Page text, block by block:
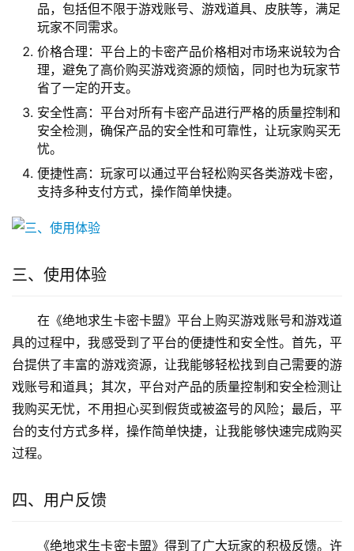
品，包括但不限于游戏账号、游戏道具、皮肤等，满足
玩家不同需求。
价格合理：平台上的卡密产品价格相对市场来说较为合
理，避免了高价购买游戏资源的烦恼，同时也为玩家节
省了一定的开支。
安全性高：平台对所有卡密产品进行严格的质量控制和
安全检测，确保产品的安全性和可靠性，让玩家购买无
忧。
便捷性高：玩家可以通过平台轻松购买各类游戏卡密，
支持多种支付方式，操作简单快捷。
三、使用体验
在《绝地求生卡密卡盟》平台上购买游戏账号和游戏道
具的过程中，我感受到了平台的便捷性和安全性。首先，平
台提供了丰富的游戏资源，让我能够轻松找到自己需要的游
戏账号和道具；其次，平台对产品的质量控制和安全检测让
我购买无忧，不用担心买到假货或被盗号的风险；最后，平
台的支付方式多样，操作简单快捷，让我能够快速完成购买
过程。
四、用户反馈
《绝地求生卡密卡盟》得到了广大玩家的积极反馈。许